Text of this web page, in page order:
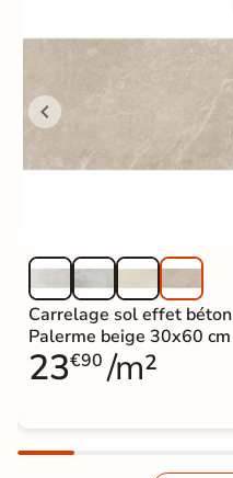
Carrelage sol effet béton
Palerme beige 30x60 cm
23€90 /m²